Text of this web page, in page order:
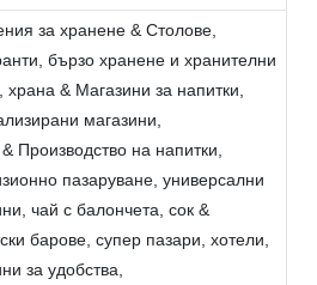
за хранене & Столове,
бързо хранене и хранителни
храна & Магазини за напитки,
магазини,
Производство на напитки,
пазаруване, универсални
чай с балончета, сок &
барове, супер пазари, хотели,
за удобства,